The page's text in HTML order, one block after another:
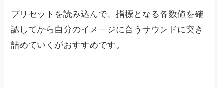
プリセットを読み込んで、指標となる各数値を確
認してから自分のイメージに合うサウンドに突き
詰めていくがおすすめです。